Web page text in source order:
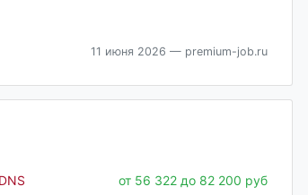
11 июня 2026 — premium-job.ru
от 56 322 до 82 200 руб